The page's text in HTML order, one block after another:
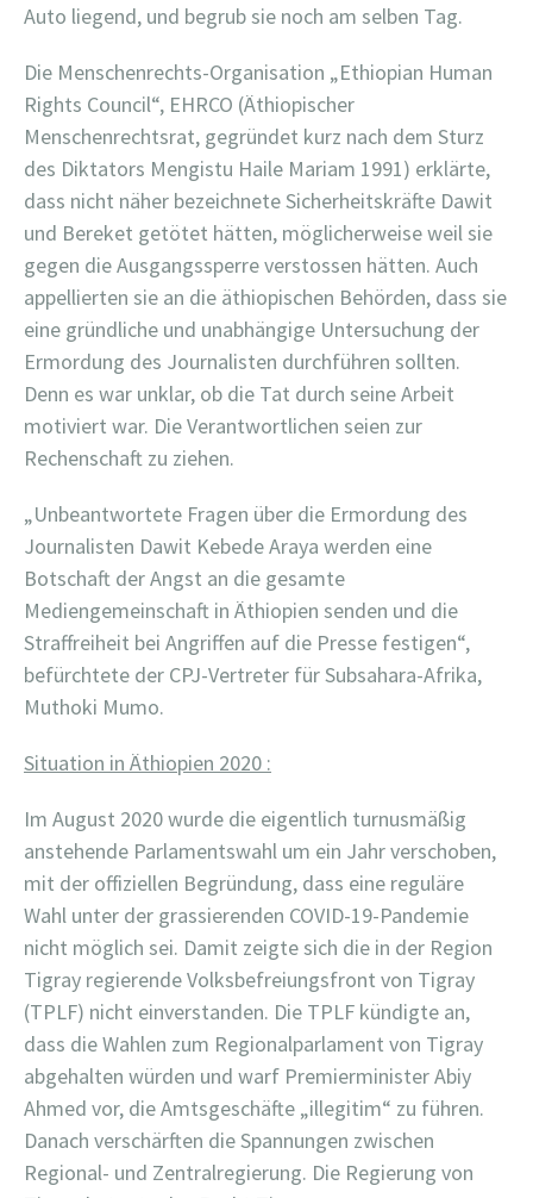
Auto liegend, und begrub sie noch am selben Tag.
Die Menschenrechts-Organisation „Ethiopian Human
Rights Council“, EHRCO (Äthiopischer
Menschenrechtsrat, gegründet kurz nach dem Sturz
des Diktators Mengistu Haile Mariam 1991) erklärte,
dass nicht näher bezeichnete Sicherheitskräfte Dawit
und Bereket getötet hätten, möglicherweise weil sie
gegen die Ausgangssperre verstossen hätten. Auch
appellierten sie an die äthiopischen Behörden, dass sie
eine gründliche und unabhängige Untersuchung der
Ermordung des Journalisten durchführen sollten.
Denn es war unklar, ob die Tat durch seine Arbeit
motiviert war. Die Verantwortlichen seien zur
Rechenschaft zu ziehen.
„Unbeantwortete Fragen über die Ermordung des
Journalisten Dawit Kebede Araya werden eine
Botschaft der Angst an die gesamte
Mediengemeinschaft in Äthiopien senden und die
Straffreiheit bei Angriffen auf die Presse festigen“,
befürchtete der CPJ-Vertreter für Subsahara-Afrika,
Muthoki Mumo.
Situation in Äthiopien 2020 :
Im August 2020 wurde die eigentlich turnusmäßig
anstehende Parlamentswahl um ein Jahr verschoben,
mit der offiziellen Begründung, dass eine reguläre
Wahl unter der grassierenden COVID-19-Pandemie
nicht möglich sei. Damit zeigte sich die in der Region
Tigray regierende Volksbefreiungsfront von Tigray
(TPLF) nicht einverstanden. Die TPLF kündigte an,
dass die Wahlen zum Regionalparlament von Tigray
abgehalten würden und warf Premierminister Abiy
Ahmed vor, die Amtsgeschäfte „illegitim“ zu führen.
Danach verschärften die Spannungen zwischen
Regional- und Zentralregierung. Die Regierung von